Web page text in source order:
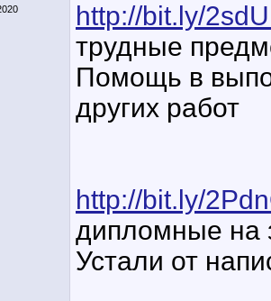
http://bit.ly/
трудные
Помощь в
других работ
http://bit.ly/
дипломные на
Устали от